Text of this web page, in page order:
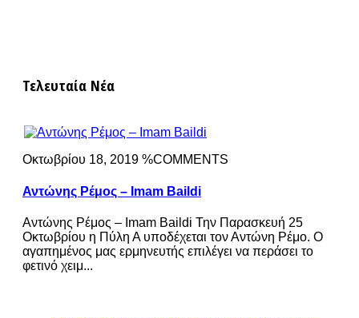
Τελευταία Νέα
Οκτωβρίου 18, 2019 %COMMENTS
Αντώνης Ρέμος – Imam Baildi
Αντώνης Ρέμος – Imam Baildi Την Παρασκευή 25
Οκτωβρίου η Πύλη Α υποδέχεται τον Αντώνη Ρέμο. Ο
αγαπημένος μας ερμηνευτής επιλέγει να περάσει το
φετινό χειμ...